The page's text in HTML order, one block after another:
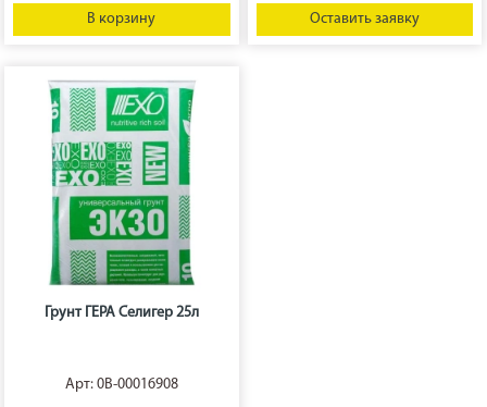
В корзину Оставить заявку
Грунт ГЕРА Селигер 25л
Арт: 0В-00016908